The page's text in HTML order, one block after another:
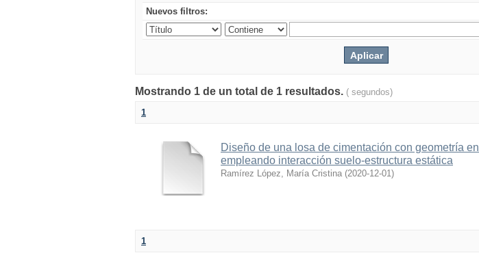
Nuevos filtros:
Mostrando 1 de un total de 1 resultados. ( segundos)
1
Diseño de una losa de cimentación con geometría
empleando interacción suelo-estructura estática
Ramírez López, María Cristina (2020-12-01)
1